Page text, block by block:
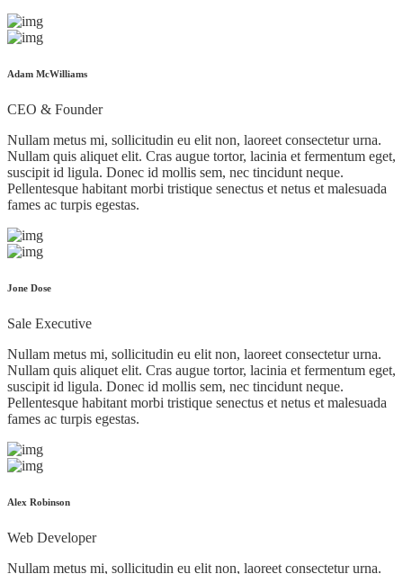
Adam McWilliams
CEO & Founder
Nullam metus mi, sollicitudin eu elit non, laoreet consectetur urna.
Nullam quis aliquet elit. Cras augue tortor, lacinia et fermentum eget,
suscipit id ligula. Donec id mollis sem, nec tincidunt neque.
Pellentesque habitant morbi tristique senectus et netus et malesuada
fames ac turpis egestas.
Jone Dose
Sale Executive
Nullam metus mi, sollicitudin eu elit non, laoreet consectetur urna.
Nullam quis aliquet elit. Cras augue tortor, lacinia et fermentum eget,
suscipit id ligula. Donec id mollis sem, nec tincidunt neque.
Pellentesque habitant morbi tristique senectus et netus et malesuada
fames ac turpis egestas.
Alex Robinson
Web Developer
Nullam metus mi, sollicitudin eu elit non, laoreet consectetur urna.